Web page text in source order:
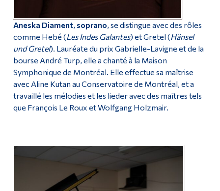
Aneska Diament, soprano, se distingue avec des rôles
comme Hebé (Les Indes Galantes) et Gretel (Hänsel
und Gretel). Lauréate du prix Gabrielle-Lavigne et de la
bourse André Turp, elle a chanté à la Maison
Symphonique de Montréal. Elle effectue sa maîtrise
avec Aline Kutan au Conservatoire de Montréal, et a
travaillé les mélodies et les lieder avec des maîtres tels
que François Le Roux et Wolfgang Holzmair.